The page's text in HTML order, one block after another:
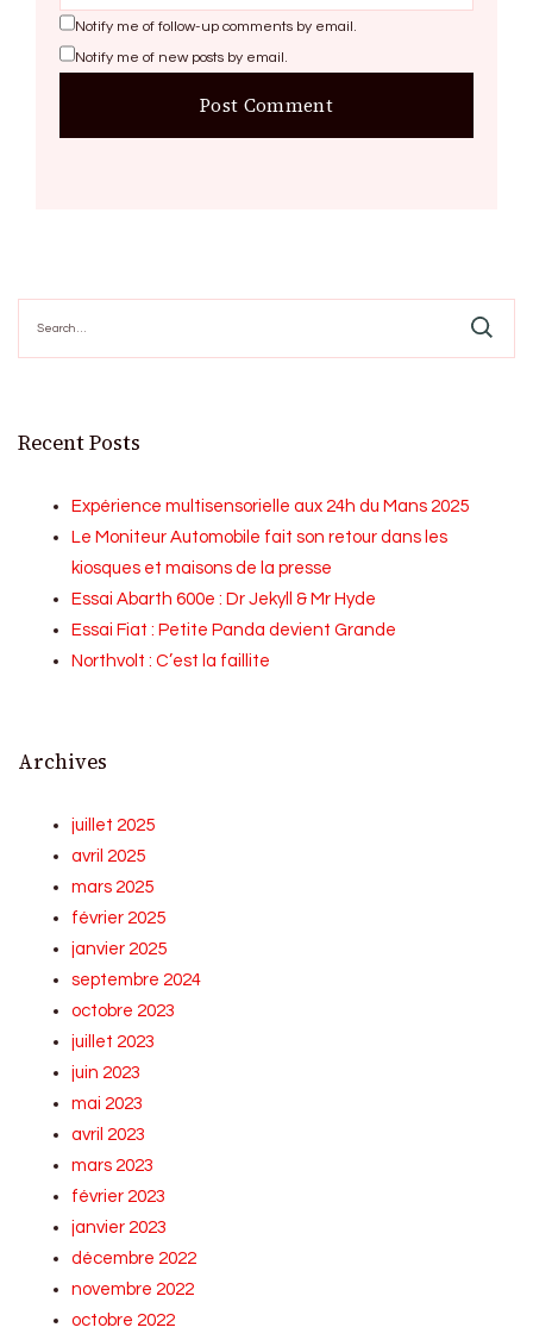
Notify me of follow-up comments by email.
Notify me of new posts by email.
for:
Recent Posts
Expérience multisensorielle aux 24h du Mans 2025
Le Moniteur Automobile fait son retour dans les
kiosques et maisons de la presse
Essai Abarth 600e : Dr Jekyll & Mr Hyde
Essai Fiat : Petite Panda devient Grande
Northvolt : C’est la faillite
Archives
juillet 2025
avril 2025
mars 2025
février 2025
janvier 2025
septembre 2024
octobre 2023
juillet 2023
juin 2023
mai 2023
avril 2023
mars 2023
février 2023
janvier 2023
décembre 2022
novembre 2022
octobre 2022